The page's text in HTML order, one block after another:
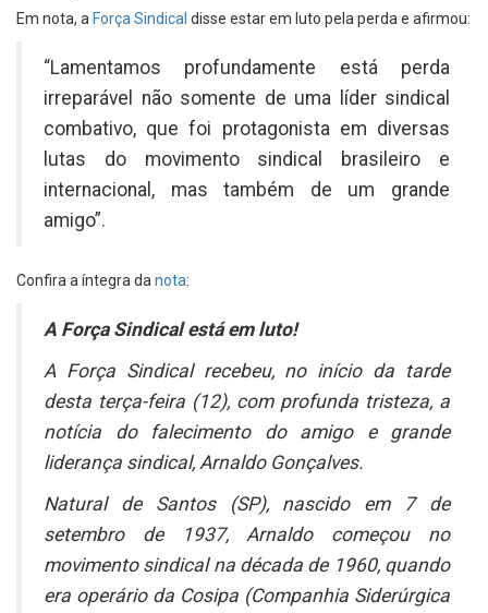
Em nota, a Força Sindical disse estar em luto pela perda e afirmou:
“Lamentamos profundamente está perda
irreparável não somente de uma líder sindical
combativo, que foi protagonista em diversas
lutas do movimento sindical brasileiro e
internacional, mas também de um grande
amigo”.
Confira a íntegra da nota:
A Força Sindical está em luto!
A Força Sindical recebeu, no início da tarde
desta terça-feira (12), com profunda tristeza, a
notícia do falecimento do amigo e grande
liderança sindical, Arnaldo Gonçalves.
Natural de Santos (SP), nascido em 7 de
setembro de 1937, Arnaldo começou no
movimento sindical na década de 1960, quando
era operário da Cosipa (Companhia Siderúrgica